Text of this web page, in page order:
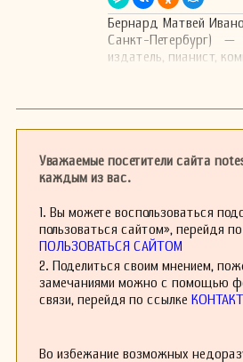
Бернард Матвей
Санкт-Петербург) —
издатель, пианист,
Уважаемые посетители сайта
каждым из вас.
1. Вы можете воспользоваться
пользоваться сайтом», перейдя
ПОЛЬЗОВАТЬСЯ САЙТОМ
2. Поделиться своим мнением,
замечаниями можно с помощью
связи, перейдя по ссылке
Во избежание возможных